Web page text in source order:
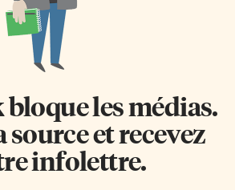
bloque les médias.
source et recevez
infolettre.